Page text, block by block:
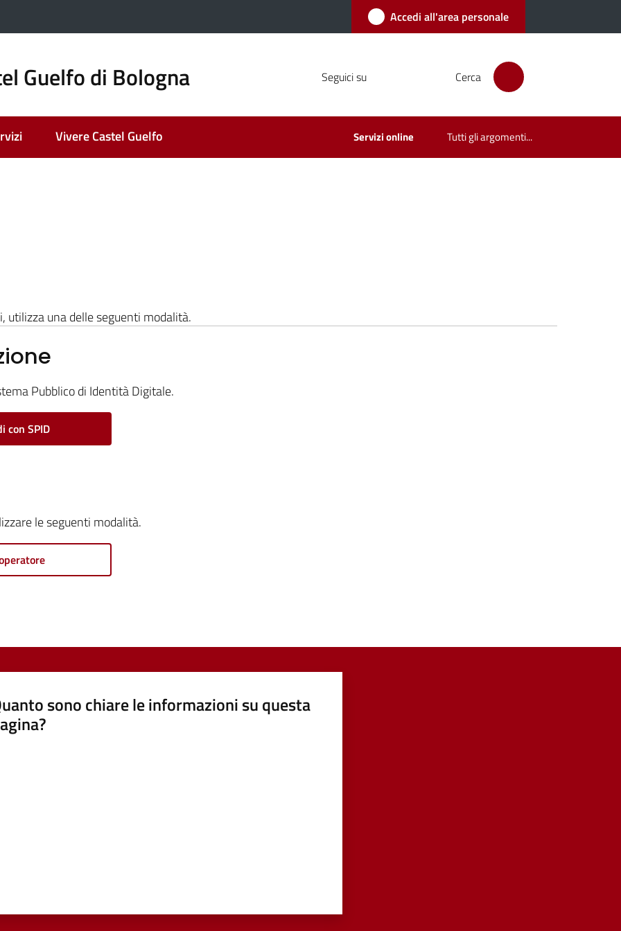
Accedi all'area personale
Guelfo di Bologna Seguici su Cerca
Vivere Castel Guelfo Servizi online Tutti gli argomenti...
utilizza una delle seguenti modalità.
Pubblico di Identità Digitale.
con SPID
le seguenti modalità.
sono chiare le informazioni su questa